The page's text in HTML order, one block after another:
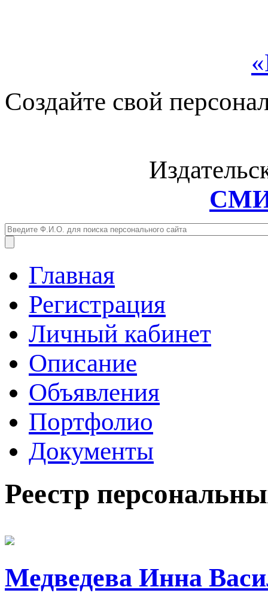
Создайте свой
Главная
Регистрация
Личный кабинет
Описание
Объявления
Портфолио
Документы
Реестр
Медведева Инна